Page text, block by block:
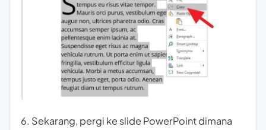
6. Sekarang, pergi ke slide PowerPoint dimana